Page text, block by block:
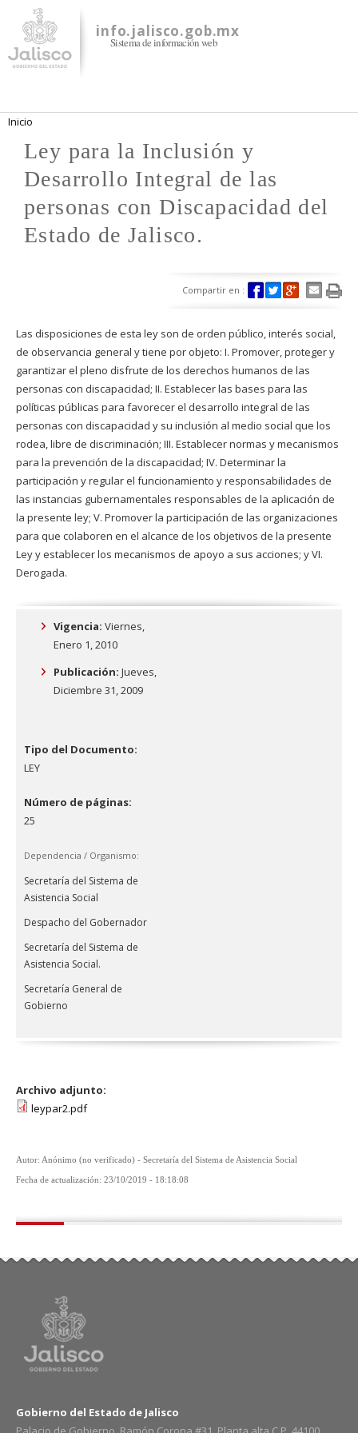
contenido
principal
info.jalisco.gob.mx
Sistema de información web
Se encuentra usted aquí
Inicio
Ley para la Inclusión y
Desarrollo Integral de las
personas con Discapacidad del
Estado de Jalisco.
Compartir en :
Las disposiciones de esta ley son de orden público, interés social,
de observancia general y tiene por objeto: I. Promover, proteger y
garantizar el pleno disfrute de los derechos humanos de las
personas con discapacidad; II. Establecer las bases para las
políticas públicas para favorecer el desarrollo integral de las
personas con discapacidad y su inclusión al medio social que los
rodea, libre de discriminación; III. Establecer normas y mecanismos
para la prevención de la discapacidad; IV. Determinar la
participación y regular el funcionamiento y responsabilidades de
las instancias gubernamentales responsables de la aplicación de
la presente ley; V. Promover la participación de las organizaciones
para que colaboren en el alcance de los objetivos de la presente
Ley y establecer los mecanismos de apoyo a sus acciones; y VI.
Derogada.
Vigencia: Viernes,
Enero 1, 2010
Publicación: Jueves,
Diciembre 31, 2009
Tipo del Documento:
LEY
Número de páginas:
25
Dependencia / Organismo:
Secretaría del Sistema de
Asistencia Social
Despacho del Gobernador
Secretaría del Sistema de
Asistencia Social.
Secretaría General de
Gobierno
Archivo adjunto:
leypar2.pdf
Autor: Anónimo (no verificado) - Secretaría del Sistema de Asistencia Social
Fecha de actualización: 23/10/2019 - 18:18:08
Gobierno del Estado de Jalisco